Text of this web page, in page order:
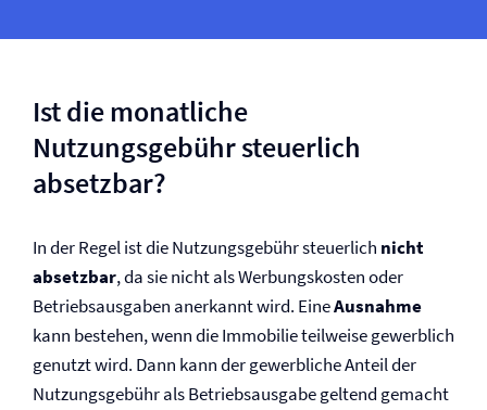
Ist die monatliche
Nutzungsgebühr steuerlich
absetzbar?
In der Regel ist die Nutzungsgebühr steuerlich nicht
absetzbar, da sie nicht als Werbungskosten oder
Betriebsausgaben anerkannt wird. EineAusnahme
kann bestehen, wenn die Immobilie teilweise gewerblich
genutzt wird. Dann kann der gewerbliche Anteil der
Nutzungsgebühr als Betriebsausgabe geltend gemacht